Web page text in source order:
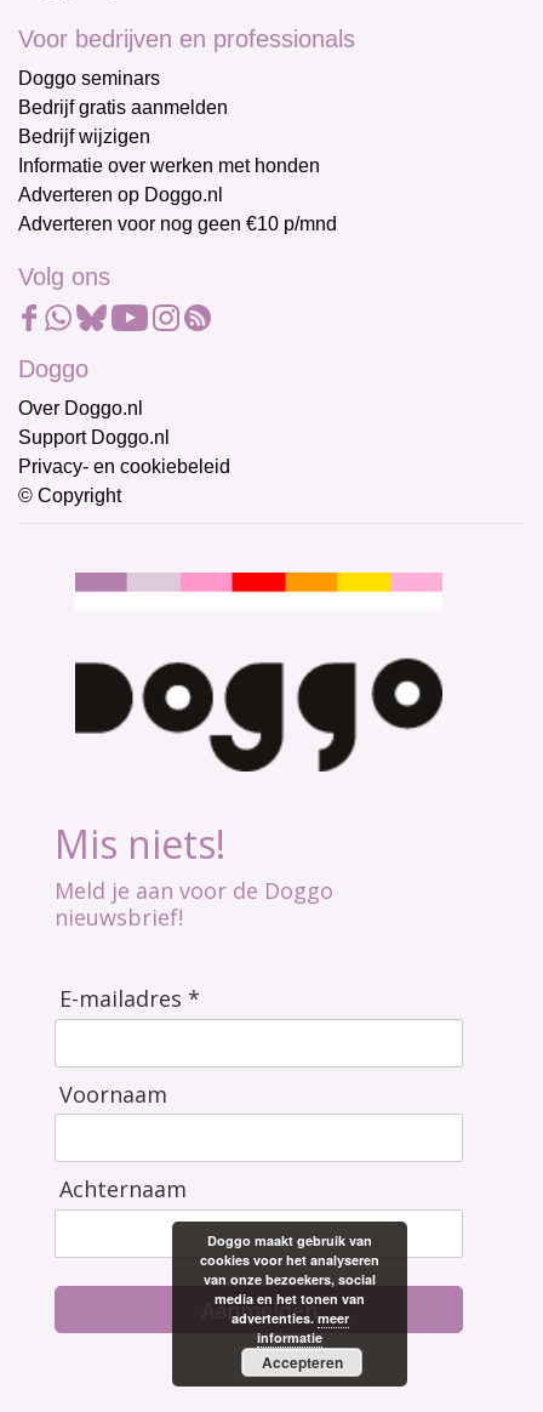
Voor bedrijven en professionals
Doggo seminars
Bedrijf gratis aanmelden
Bedrijf wijzigen
Informatie over werken met honden
Adverteren op Doggo.nl
Adverteren voor nog geen €10 p/mnd
Volg ons
Doggo
Over Doggo.nl
Support Doggo.nl
Privacy- en cookiebeleid
© Copyright
Mis niets!
Meld je aan voor de Doggo
nieuwsbrief!
E-mailadres *
Voornaam
Achternaam
Aanmelden
Doggo maakt gebruik van
cookies voor het analyseren
van onze bezoekers, social
media en het tonen van
advertenties. meer
informatie
Accepteren